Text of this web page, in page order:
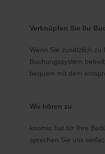
Verknüpfen Sie Ihr
Wenn Sie zusätzlich zu
Buchungssystem
bequem mit dem
Wir hören zu
koomio hat für Ihre
sprechen Sie uns